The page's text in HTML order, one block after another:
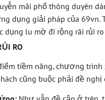
mãi phổ thông duyên
dụng giải pháp của 69vn.
dụng lu mờ đi rộng rãi rủi
RO
tiềm năng, chương trình
cũng buộc phải đề